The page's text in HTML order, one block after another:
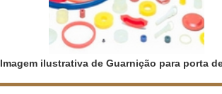
Imagem ilustrativa de Guarnição para porta